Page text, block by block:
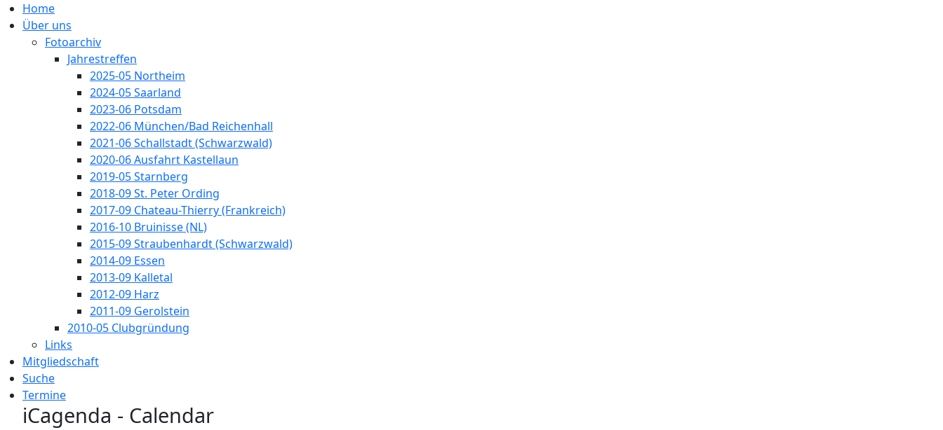
Home
Über uns
Fotoarchiv
Jahrestreffen
2025-05 Northeim
2024-05 Saarland
2023-06 Potsdam
2022-06 München/Bad Reichenhall
2021-06 Schallstadt (Schwarzwald)
2020-06 Ausfahrt Kastellaun
2019-05 Starnberg
2018-09 St. Peter Ording
2017-09 Chateau-Thierry (Frankreich)
2016-10 Bruinisse (NL)
2015-09 Straubenhardt (Schwarzwald)
2014-09 Essen
2013-09 Kalletal
2012-09 Harz
2011-09 Gerolstein
2010-05 Clubgründung
Links
Mitgliedschaft
Suche
Termine
iCagenda - Calendar